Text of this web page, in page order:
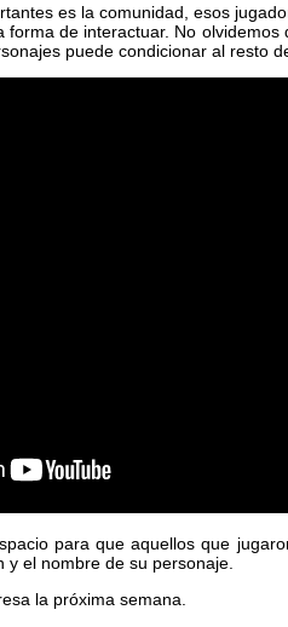
es la comunidad, esos
forma de interactuar. No
puede condicionar al resto
para que aquellos que
el nombre de su personaje.
la próxima semana.